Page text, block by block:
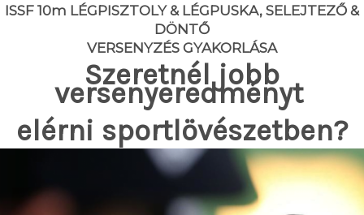
ISSF 10m LÉGPISZTOLY & LÉGPUSKA, SELEJTEZŐ &
DÖNTŐ
VERSENYZÉS GYAKORLÁSA
Szeretnél jobb
versenyeredményt
elérni sportlövészetben?